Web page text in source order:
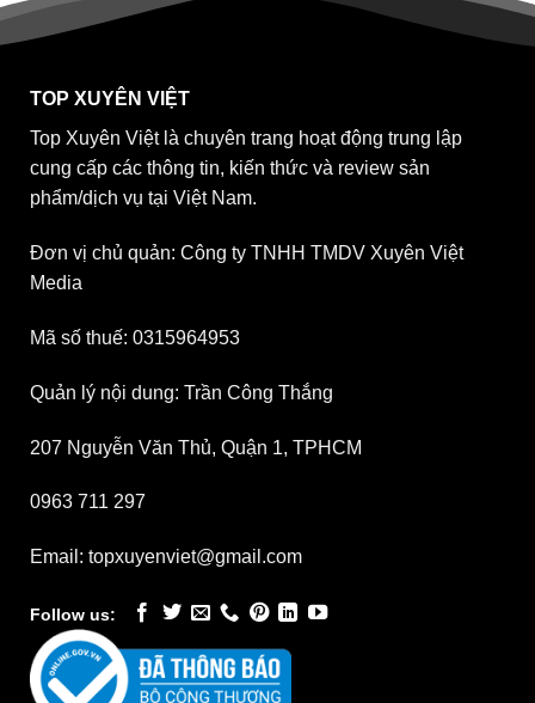
TOP XUYÊN VIỆT
Top Xuyên Việt là chuyên trang hoạt động trung lập
cung cấp các thông tin, kiến thức và review sản
phẩm/dịch vụ tại Việt Nam.
Đơn vị chủ quản: Công ty TNHH TMDV Xuyên Việt
Media
Mã số thuế: 0315964953
Quản lý nội dung: Trần Công Thắng
207 Nguyễn Văn Thủ, Quận 1, TPHCM
0963 711 297
Email: topxuyenviet@gmail.com
Follow us: